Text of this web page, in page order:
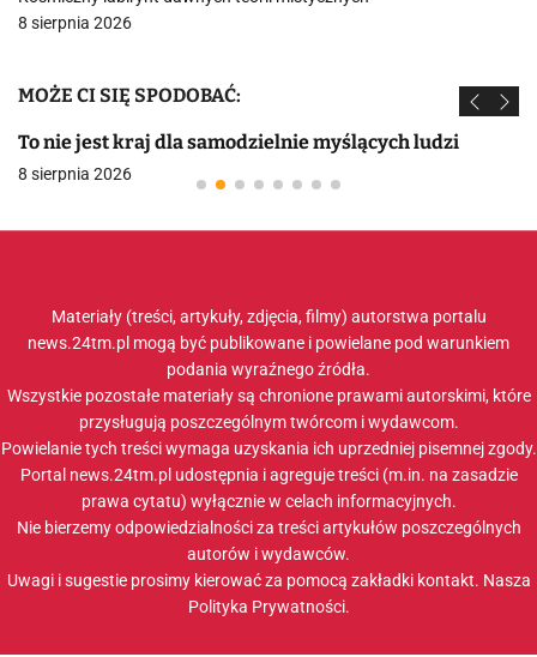
8 sierpnia 2026
MOŻE CI SIĘ SPODOBAĆ:
To nie jest kraj dla samodzielnie myślących ludzi
8 sierpnia 2026
Materiały (treści, artykuły, zdjęcia, filmy) autorstwa portalu
news.24tm.pl mogą być publikowane i powielane pod warunkiem
podania wyraźnego źródła.
Wszystkie pozostałe materiały są chronione prawami autorskimi, które
przysługują poszczególnym twórcom i wydawcom.
Powielanie tych treści wymaga uzyskania ich uprzedniej pisemnej zgody.
Portal news.24tm.pl udostępnia i agreguje treści (m.in. na zasadzie
prawa cytatu) wyłącznie w celach informacyjnych.
Nie bierzemy odpowiedzialności za treści artykułów poszczególnych
autorów i wydawców.
Uwagi i sugestie prosimy kierować za pomocą zakładki kontakt. Nasza
Polityka Prywatności.